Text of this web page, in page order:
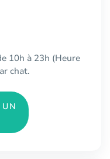
10h à 23h (Heure
chat.